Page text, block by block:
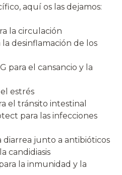
aquí os las dejamos:
la circulación
la desinflamación de los
para el cansancio y la
estrés
el tránsito intestinal
para las infecciones
diarrea junto a antibióticos
candidiasis
la inmunidad y la